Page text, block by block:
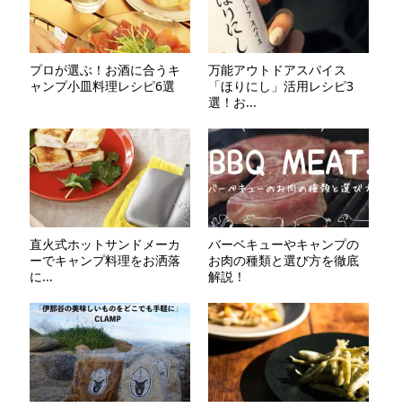
プロが選ぶ！お酒に合うキ
ャンプ小皿料理レシピ6選
万能アウトドアスパイス
「ほりにし」活用レシピ3
選！お...
直火式ホットサンドメーカ
ーでキャンプ料理をお洒落
に...
バーベキューやキャンプの
お肉の種類と選び方を徹底
解説！